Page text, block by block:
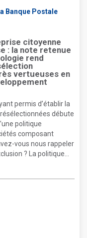
Banque Postale
citoyenne
: la note retenue
rend
vertueuses en
permis d’établir la
débute
politique
composant
vous nous rappeler
? La politique...